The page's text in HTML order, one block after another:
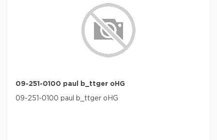
09-251-0100 paul b_ttger oHG
09-251-0100 paul b_ttger oHG